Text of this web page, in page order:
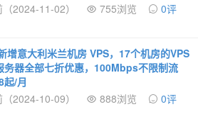
2024-11-02）
755浏览
0评
增意大利米兰机房 VPS，17个机房的VPS
务器全部七折优惠，100Mbps不限制流
起/月
2024-10-09）
888浏览
0评